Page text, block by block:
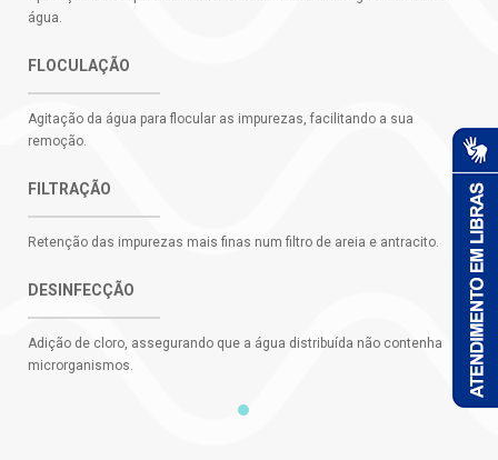
água.
FLOCULAÇÃO
Agitação da água para flocular as impurezas, facilitando a sua
remoção.
FILTRAÇÃO
Retenção das impurezas mais finas num filtro de areia e antracito.
DESINFECÇÃO
Adição de cloro, assegurando que a água distribuída não contenha
microrganismos.